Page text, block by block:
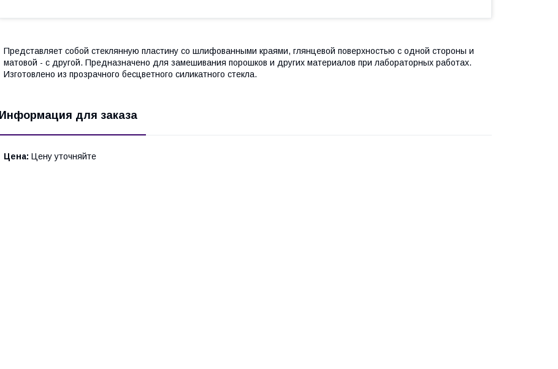
Представляет собой стеклянную пластину со шлифованными краями, глянцевой поверхностью с одной стороны и
матовой - с другой. Предназначено для замешивания порошков и других материалов при лабораторных работах.
Изготовлено из прозрачного бесцветного силикатного стекла.
Информация для заказа
Цена: Цену уточняйте